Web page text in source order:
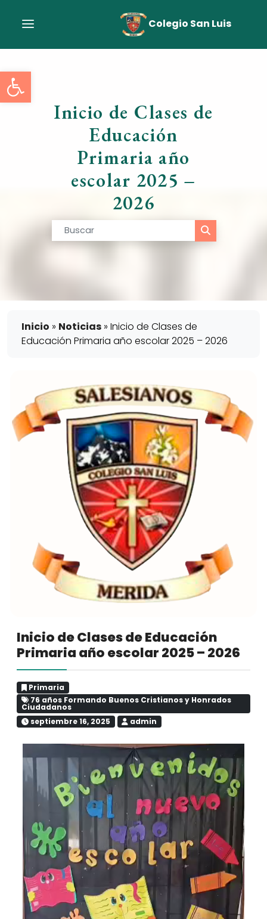
Abrir barra de
Colegio San Luis
Inicio de Clases de
Educación
Primaria año
escolar 2025 –
2026
Inicio » Noticias » Inicio de Clases de
Educación Primaria año escolar 2025 – 2026
Inicio de Clases de Educación
Primaria año escolar 2025 – 2026
Primaria
76 años Formando Buenos Cristianos y Honrados
Ciudadanos
septiembre 16, 2025
admin